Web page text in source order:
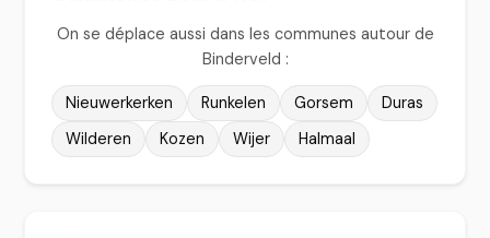
On se déplace aussi dans les communes autour de
Binderveld :
Nieuwerkerken Runkelen Gorsem
Duras
Wilderen
Kozen Wijer Halmaal